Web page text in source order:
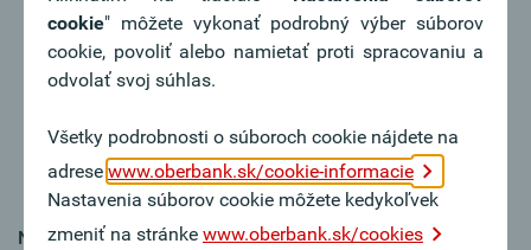
Sie sind flexibel, handeln verantwortungsbewusst und
arbeiten strukturiert und genau
Sie können Situationen aus verschiedenen
hineinversetzen. In schwierigen Situationen reagieren
Sie angemessen, bringen anderen Wertschätzung
entgegen und können auf Augenhöhe kommunizieren
Naša ponuka:
cookie" môžete vykonať podrobný výber súborov
cookie, povoliť alebo namietať proti spracovaniu a
odvolať svoj súhlas.
Všetky podrobnosti o súboroch cookie nájdete na
adrese www.oberbank.sk/cookie-informacie
Nastavenia súborov cookie môžete kedykoľvek
zmeniť na stránke www.oberbank.sk/cookies